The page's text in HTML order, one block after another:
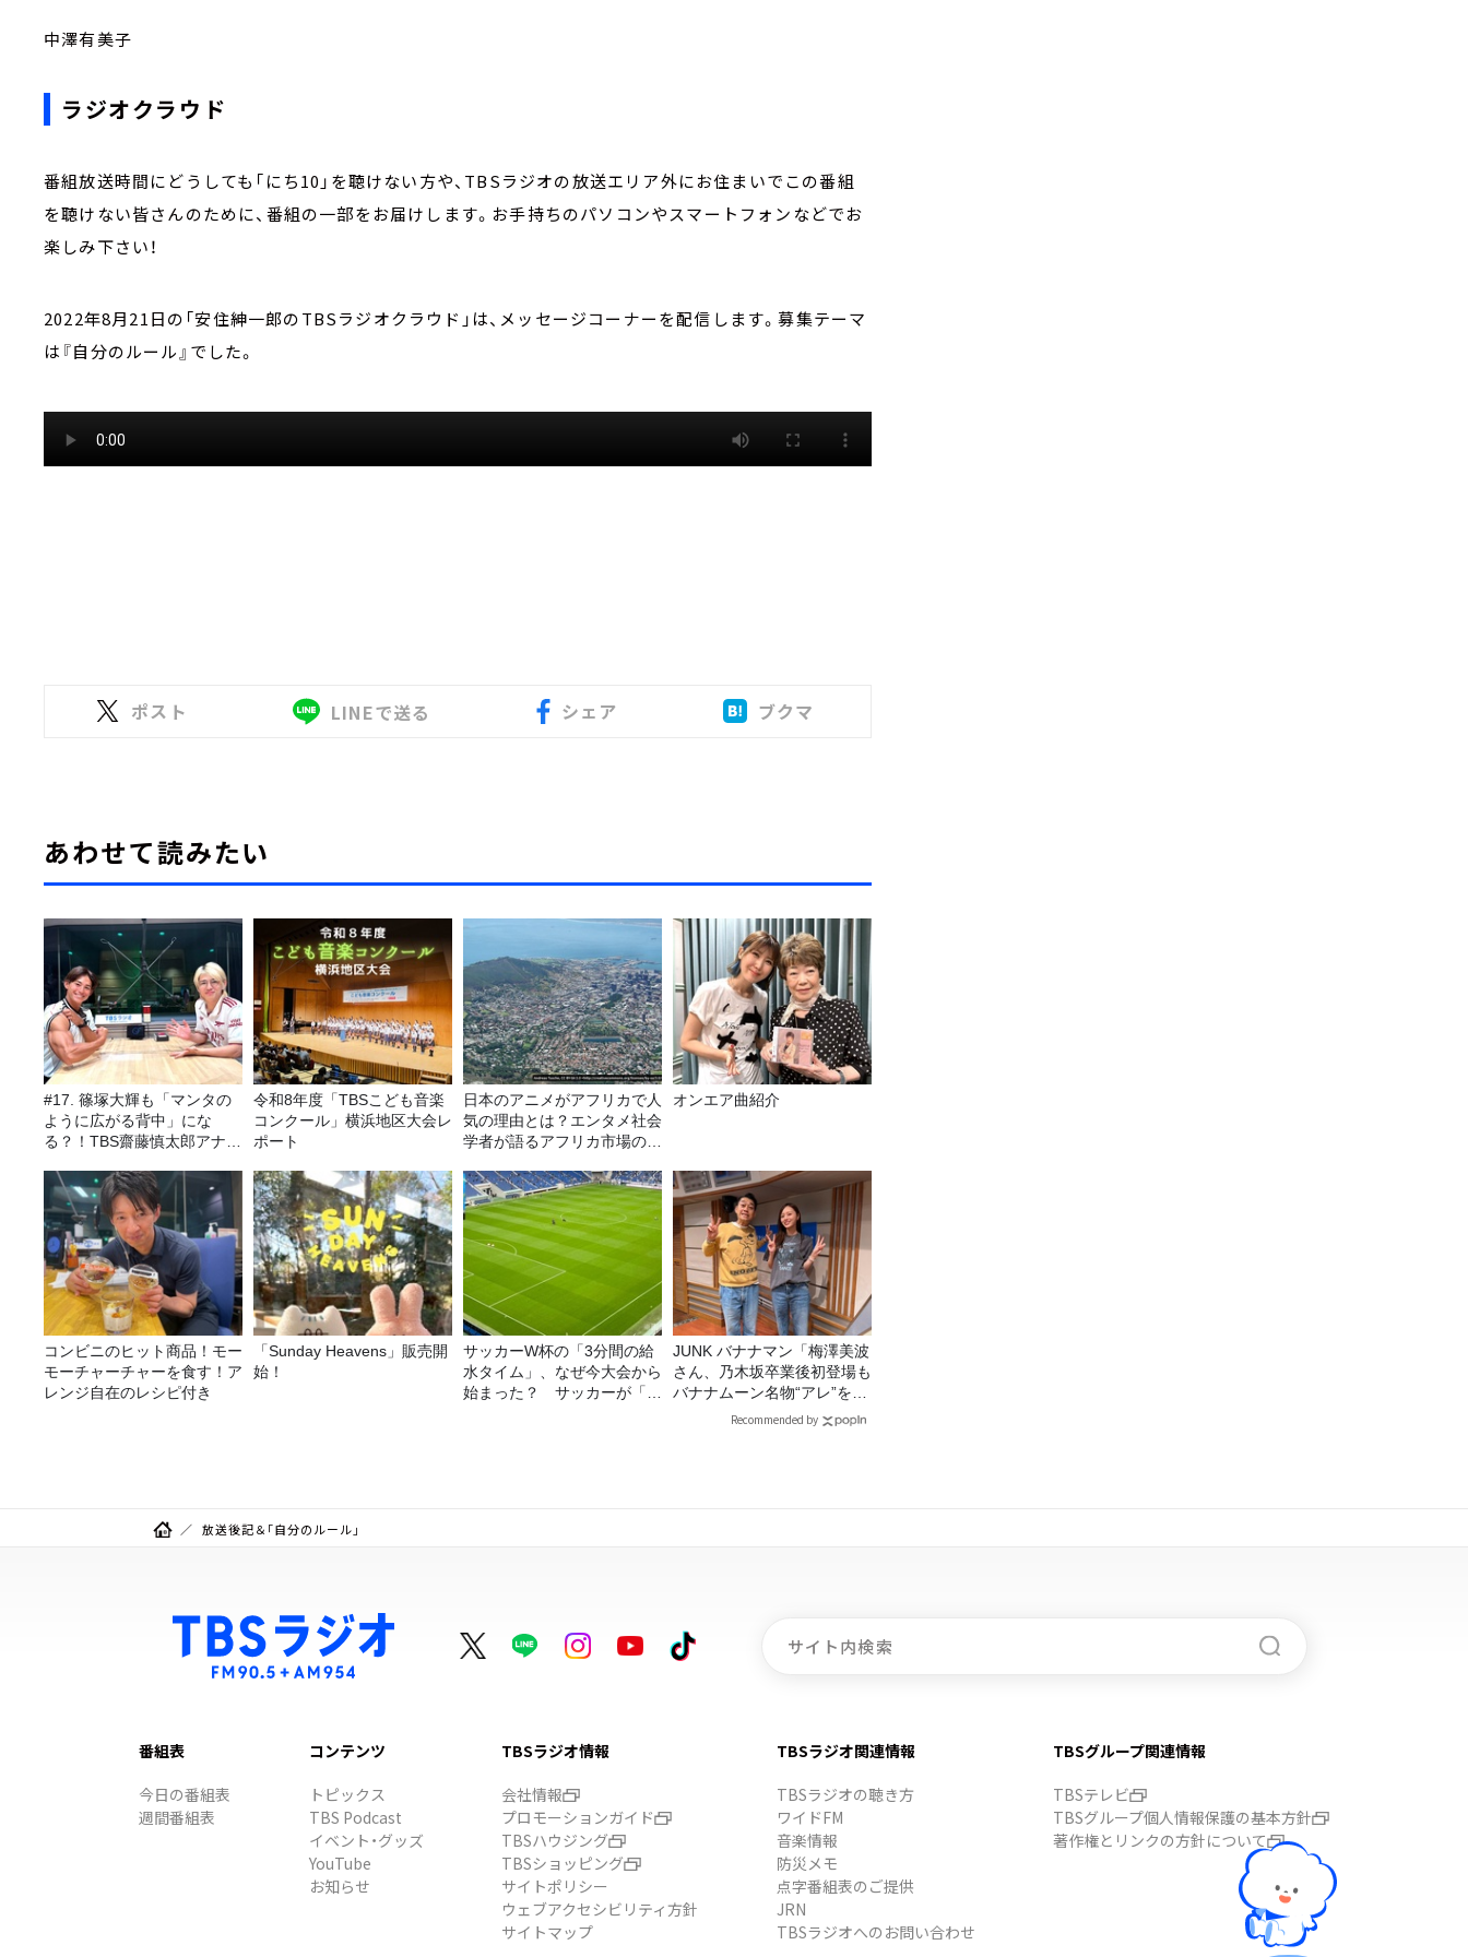
中澤有美子
ラジオクラウド
番組放送時間にどうしても「にち10」を聴けない方や、TBSラジオの放送エリア外にお住まいでこの番組
を聴けない皆さんのために、番組の一部をお届けします。お手持ちのパソコンやスマートフォンなどでお
楽しみ下さい！
2022年8月21日の「安住紳一郎のTBSラジオクラウド」は、メッセージコーナーを配信します。募集テーマ
は『自分のルール』でした。
ポスト LINEで送る シェア ブクマ
あわせて読みたい
#17. 篠塚大輝も「マンタの
ように広がる背中」にな
る？！TBS齋藤慎太郎アナに
力！！
令和8年度「TBSこども音楽
コンクール」横浜地区大会レ
ポート
日本のアニメがアフリカで人
気の理由とは？エンタメ社会
学者が語るアフリカ市場のリ
オンエア曲紹介
コンビニのヒット商品！モー
モーチャーチャーを食す！ア
レンジ自在のレシピ付き
「Sunday Heavens」販売開
始！
サッカーW杯の「3分間の給
水タイム」、なぜ今大会から
始まった？ サッカーが「お
JUNK バナナマン「梅澤美波
さん、乃木坂卒業後初登場も
バナナムーン名物“アレ”を喰
Recommended by
放送後記＆「自分のルール」
番組表
今日の番組表
週間番組表
コンテンツ
トピックス
TBS Podcast
イベント・グッズ
YouTube
お知らせ
TBSラジオ情報
会社情報
プロモーションガイド
TBSハウジング
TBSショッピング
サイトポリシー
ウェブアクセシビリティ方針
サイトマップ
TBSラジオ関連情報
TBSラジオの聴き方
ワイドFM
音楽情報
防災メモ
点字番組表のご提供
JRN
TBSラジオへのお問い合わせ
TBSグループ関連情報
TBSテレビ
TBSグループ個人情報保護の基本方針
著作権とリンクの方針について